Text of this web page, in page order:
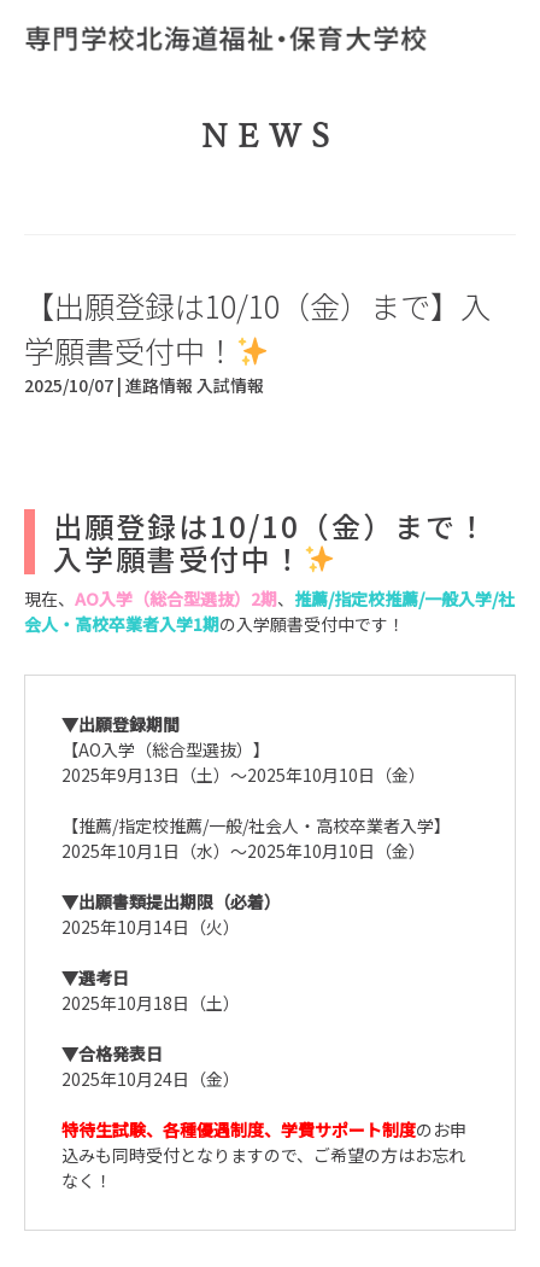
NEWS
【出願登録は10/10（金）まで】入
学願書受付中！
2025/10/07 | 進路情報 入試情報
出願登録は10/10（金）まで！
入学願書受付中！
現在、 AO入学（総合型選抜）2期、 推薦/指定校推薦/一般入学/社
会人・高校卒業者入学1期の入学願書受付中です！
▼出願登録期間
【AO入学（総合型選抜）】
2025年9月13日（土）～2025年10月10日（金）
【推薦/指定校推薦/一般/社会人・高校卒業者入学】
2025年10月1日（水）～2025年10月10日（金）
▼出願書類提出期限（必着）
2025年10月14日（火）
▼選考日
2025年10月18日（土）
▼合格発表日
2025年10月24日（金）
特待生試験、各種優遇制度、学費サポート制度のお申
込みも同時受付となりますので、ご希望の方はお忘れ
なく！